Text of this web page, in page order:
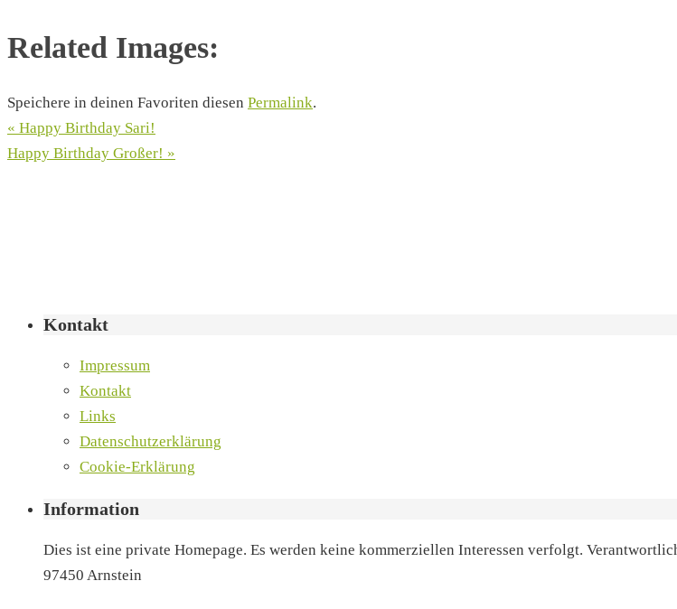
Related Images:
Speichere in deinen Favoriten diesen Permalink.
« Happy Birthday Sari!
Happy Birthday Großer! »
Kontakt
Impressum
Kontakt
Links
Datenschutzerklärung
Cookie-Erklärung
Information
Dies ist eine private Homepage. Es werden keine kommerziellen Interessen verfolgt.
97450 Arnstein